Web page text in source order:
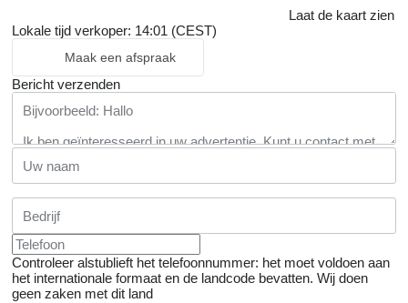
Laat de kaart zien
Lokale tijd verkoper: 14:01 (CEST)
Maak een afspraak
Bericht verzenden
Controleer alstublieft het telefoonnummer: het moet voldoen aan
het internationale formaat en de landcode bevatten. Wij doen
geen zaken met dit land